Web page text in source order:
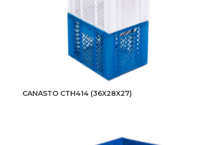
CANASTO CTH414 (36X28X27)